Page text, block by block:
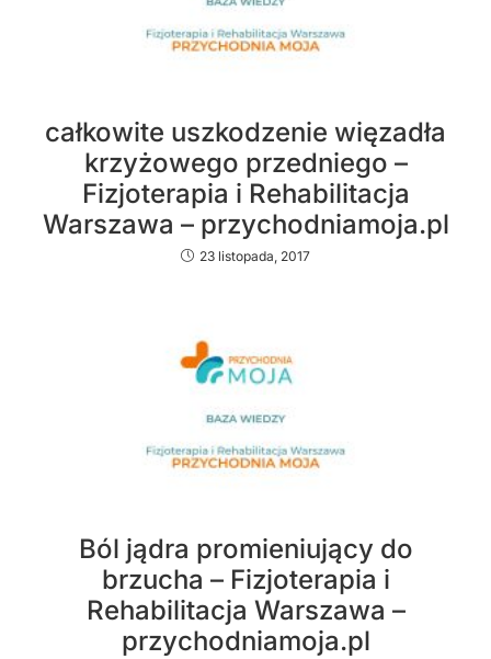
całkowite uszkodzenie więzadła
krzyżowego przedniego –
Fizjoterapia i Rehabilitacja
Warszawa – przychodniamoja.pl
23 listopada, 2017
Ból jądra promieniujący do
brzucha – Fizjoterapia i
Rehabilitacja Warszawa –
przychodniamoja.pl